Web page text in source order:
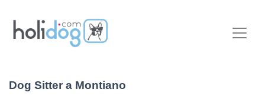
Dog Sitter a Montiano